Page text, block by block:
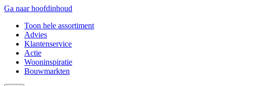
Ga naar hoofdinhoud
Toon hele assortiment
Advies
Klantenservice
Actie
Wooninspiratie
Bouwmarkten